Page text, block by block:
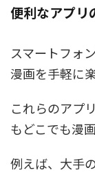
便利なアプリ
スマートフォ
漫画を手軽に
これらのアプ
もどこでも漫
例えば、大手